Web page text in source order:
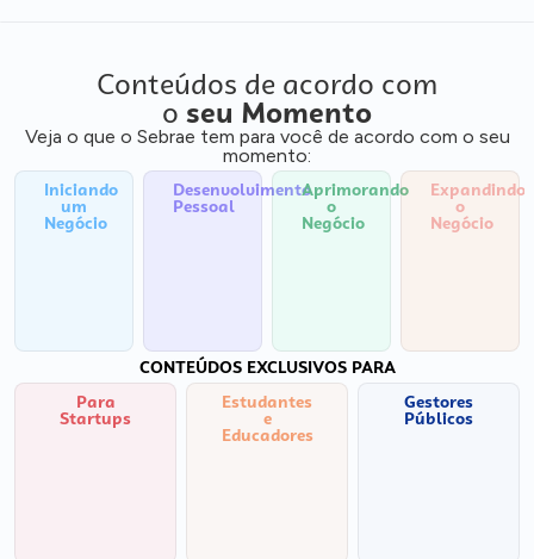
Conteúdos de acordo com
o seu Momento
Veja o que o Sebrae tem para você de acordo com o seu
momento:
Iniciando
um
Negócio
Desenvolvimento
Pessoal
Aprimorando
o
Negócio
Expandindo
o
Negócio
CONTEÚDOS EXCLUSIVOS PARA
Para
Startups
Estudantes
e
Educadores
Gestores
Públicos